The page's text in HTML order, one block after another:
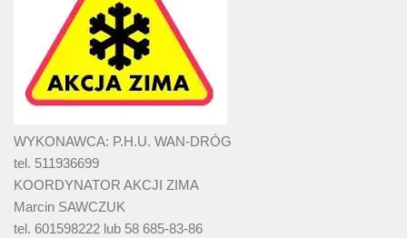
WYKONAWCA: P.H.U. WAN-DRÓG
tel. 511936699
KOORDYNATOR AKCJI ZIMA
Marcin SAWCZUK
tel. 601598222 lub 58 685-83-86